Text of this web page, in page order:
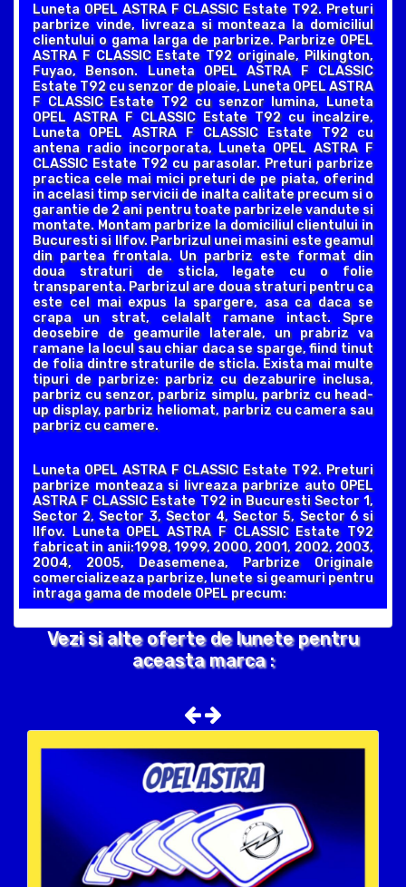
Luneta OPEL ASTRA F CLASSIC Estate T92. Preturi
parbrize vinde, livreaza si monteaza la domiciliul
clientului o gama larga de parbrize. Parbrize OPEL
ASTRA F CLASSIC Estate T92 originale, Pilkington,
Fuyao, Benson. Luneta OPEL ASTRA F CLASSIC
Estate T92 cu senzor de ploaie, Luneta OPEL ASTRA
F CLASSIC Estate T92 cu senzor lumina, Luneta
OPEL ASTRA F CLASSIC Estate T92 cu incalzire,
Luneta OPEL ASTRA F CLASSIC Estate T92 cu
antena radio incorporata, Luneta OPEL ASTRA F
CLASSIC Estate T92 cu parasolar. Preturi parbrize
practica cele mai mici preturi de pe piata, oferind
in acelasi timp servicii de inalta calitate precum si o
garantie de 2 ani pentru toate parbrizele vandute si
montate. Montam parbrize la domiciliul clientului in
Bucuresti si Ilfov. Parbrizul unei masini este geamul
din partea frontala. Un parbriz este format din
doua straturi de sticla, legate cu o folie
transparenta. Parbrizul are doua straturi pentru ca
este cel mai expus la spargere, asa ca daca se
crapa un strat, celalalt ramane intact. Spre
deosebire de geamurile laterale, un prabriz va
ramane la locul sau chiar daca se sparge, fiind tinut
de folia dintre straturile de sticla. Exista mai multe
tipuri de parbrize: parbriz cu dezaburire inclusa,
parbriz cu senzor, parbriz simplu, parbriz cu head-
up display, parbriz heliomat, parbriz cu camera sau
parbriz cu camere.
Luneta OPEL ASTRA F CLASSIC Estate T92. Preturi
parbrize monteaza si livreaza parbrize auto OPEL
ASTRA F CLASSIC Estate T92 in Bucuresti Sector 1,
Sector 2, Sector 3, Sector 4, Sector 5, Sector 6 si
Ilfov. Luneta OPEL ASTRA F CLASSIC Estate T92
fabricat in anii:1998, 1999, 2000, 2001, 2002, 2003,
2004, 2005, Deasemenea, Parbrize Originale
comercializeaza parbrize, lunete si geamuri pentru
intraga gama de modele OPEL precum:
Vezi si alte oferte de lunete pentru
aceasta marca :